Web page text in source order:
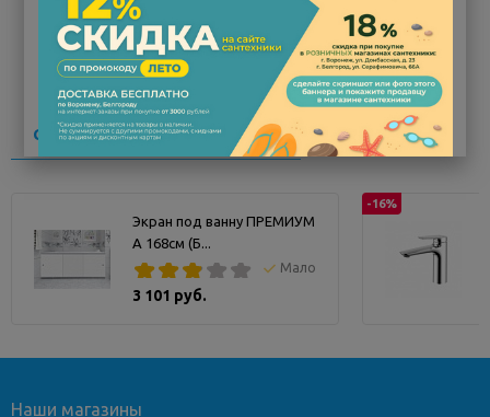
Код товара
202386
Заводской артикул
8.1630.2
(560*450)
Производитель
Laufen
Глубина, см
Установка раковины
Самые продаваемые товары
Экран под ванну ПРЕМИУМ
А 168см (Б...
Мало
3 101 руб.
-16%
Наши магазины